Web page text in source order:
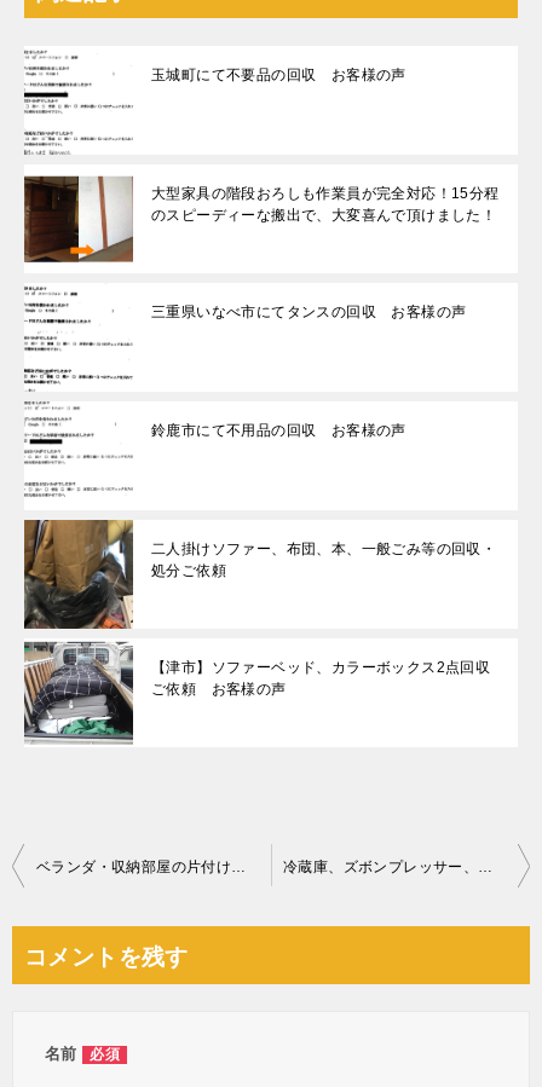
玉城町にて不要品の回収 お客様の声
大型家具の階段おろしも作業員が完全対応！15分程
のスピーディーな搬出で、大変喜んで頂けました！
三重県いなべ市にてタンスの回収 お客様の声
鈴鹿市にて不用品の回収 お客様の声
二人掛けソファー、布団、本、一般ごみ等の回収・
処分ご依頼
【津市】ソファーベッド、カラーボックス2点回収
ご依頼 お客様の声
投
ビ
ベランダ・収納部屋の片付け作業の続きご依頼 お客様の声 冷蔵庫、ズボンプレッサー、収納ボックス等の回収・処分ご依頼
コメントを残す
名前 必須